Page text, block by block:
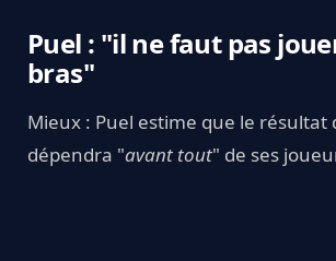
Puel : "il ne faut pas
bras"
Mieux : Puel estime que le résultat
dépendra "avant tout" de ses